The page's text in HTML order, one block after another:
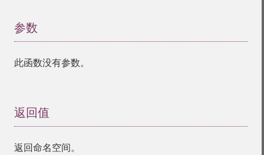
参数
此函数没有参数。
返回值
返回命名空间。